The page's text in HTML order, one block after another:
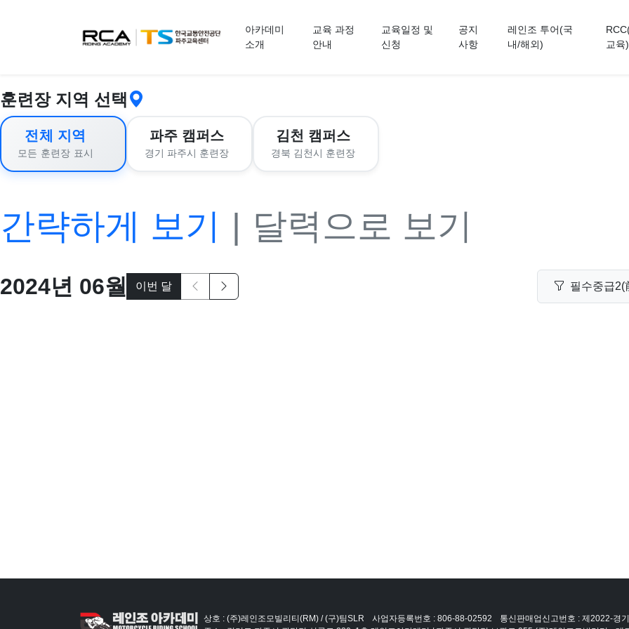
아카데미
소개
교육 과정
안내
교육일정 및
신청
공지
사항
레인조 투어(국
내/해외)
교육)
훈련장 지역 선택
전체 지역
모든 훈련장 표시
파주 캠퍼스
경기 파주시 훈련장
김천 캠퍼스
경북 김천시 훈련장
간략하게 보기 | 달력으로 보기
2024년 06월 이번 달 필수중급2(
상호 : (주)레인조모빌리티(RM) / (구)팀SLR 사업자등록번호 : 806-88-02592 통신판매업신고번호 : 제2022-경